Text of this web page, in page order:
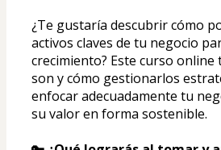
¿Te gustaría descubrir cómo
activos claves de tu negocio
crecimiento? Este curso online
son y cómo gestionarlos
enfocar adecuadamente tu
su valor en forma sostenible.